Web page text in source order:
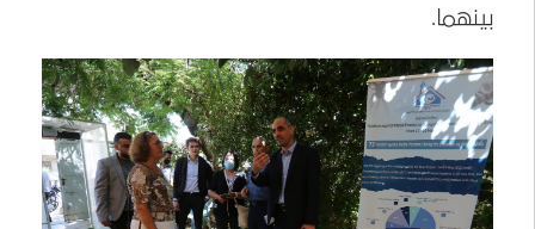
بينهما.